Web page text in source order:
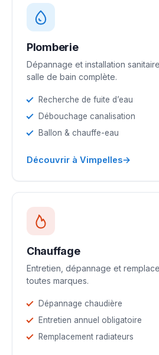
Plomberie
Dépannage et installation
salle de bain complète.
Recherche de fuite d’eau
Débouchage canalisation
Ballon & chauffe-eau
Découvrir à Vimpelles→
Chauffage
Entretien, dépannage et
toutes marques.
Dépannage chaudière
Entretien annuel obligatoire
Remplacement radiateurs